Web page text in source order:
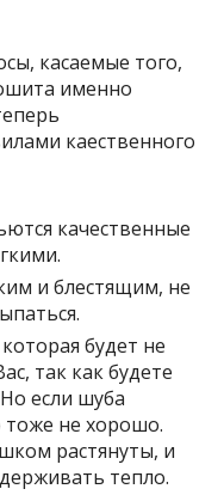
касаемые того,
именно
каественного
качественные
и блестящим, не
будет не
так как будете
если шуба
тоже не хорошо.
растянуты, и
тепло.